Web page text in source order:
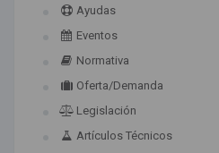
Ayudas
Eventos
Normativa
Oferta/Demanda
Legislación
Artículos Técnicos